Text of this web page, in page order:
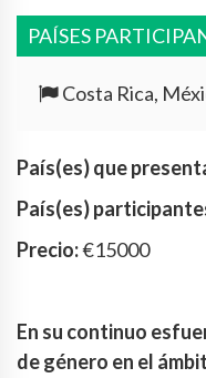
PAÍSES
Costa Rica,
País(es) que
País(es)
Precio:€15000
En su continuo
de género en el